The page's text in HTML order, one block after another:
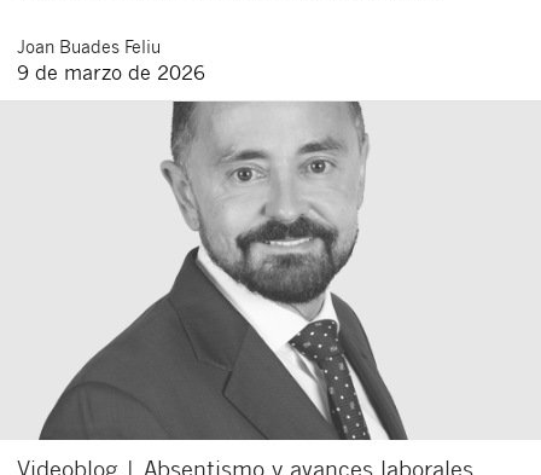
Joan Buades Feliu
9 de marzo de 2026
Videoblog | Absentismo y avances laborales